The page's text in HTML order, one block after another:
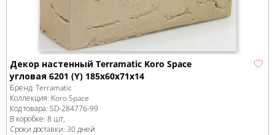
Декор настенный Terramatic Koro Space
угловая 6201 (Y) 185x60x71x14
Бренд: Terramatic
Коллекция: Koro Space
Код товара: SD-284776-99
В коробке: 8 шт,
Сроки доставки: 30 дней